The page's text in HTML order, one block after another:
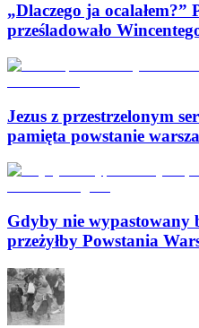
„Dlaczego ja
prześladowało
Jezus z przestrzelonym
pamięta powstanie
Gdyby nie wypastowany
przeżyłby Powstania